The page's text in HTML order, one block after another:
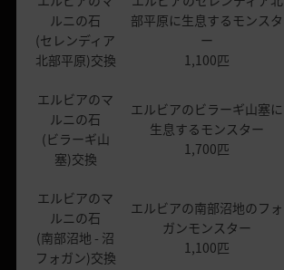
ルニの石
(セレンディア
北部平原)交換
部平原に生息するモンスタ
ー
1,100匹
エルビアのマ
ルニの石
(ビラーギ山
塞)交換
エルビアのビラーギ山塞に
生息するモンスター
1,700匹
エルビアのマ
ルニの石
(南部沼地 - 沼
フォガン)交換
エルビアの南部沼地のフォ
ガンモンスター
1,100匹